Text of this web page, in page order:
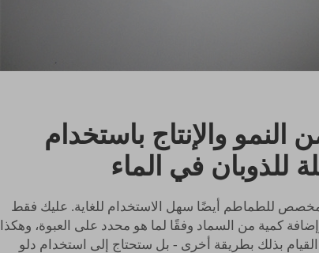
النمو والإنتاج باستخدام
للذوبان في الماء
مخصص للطماطم أيضًا سهل الاستخدام للغاية. عليك فقط
كمية من السماد وفقًا لما هو محدد على العبوة، وهكذا
القيام بذلك بطريقة أخرى - بل ستحتاج إلى استخدام دلو